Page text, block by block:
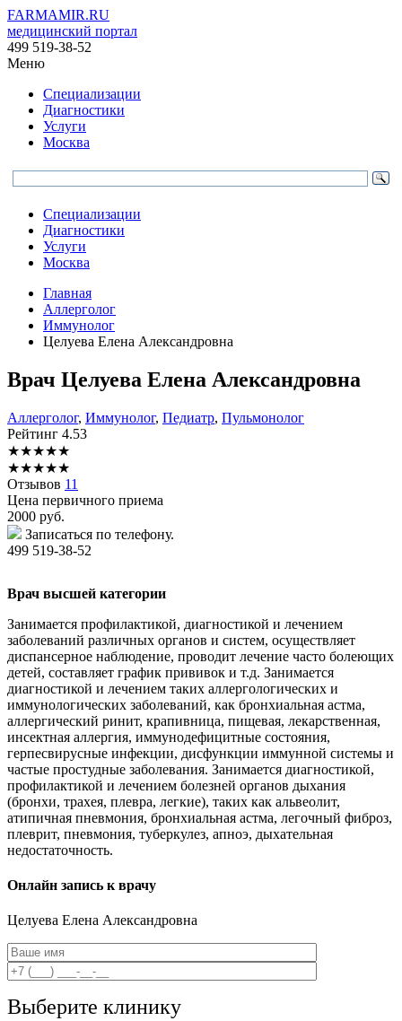
FARMAMIR.RU
медицинский портал
499 519-38-52
Меню
Специализации
Диагностики
Услуги
Москва
Специализации
Диагностики
Услуги
Москва
Главная
Аллерголог
Иммунолог
Целуева Елена Александровна
Врач Целуева Елена Александровна
Аллерголог, Иммунолог, Педиатр, Пульмонолог
Рейтинг 4.53
★★★★★
★★★★★
Отзывов 11
Цена первичного приема
2000 руб.
Записаться по телефону.
499 519-38-52
Врач высшей категории
Занимается профилактикой, диагностикой и лечением
заболеваний различных органов и систем, осуществляет
диспансерное наблюдение, проводит лечение часто болеющих
детей, составляет график прививок и т.д. Занимается
диагностикой и лечением таких аллергологических и
иммунологических заболеваний, как бронхиальная астма,
аллергический ринит, крапивница, пищевая, лекарственная,
инсектная аллергия, иммунодефицитные состояния,
герпесвирусные инфекции, дисфункции иммунной системы и
частые простудные заболевания. Занимается диагностикой,
профилактикой и лечением болезней органов дыхания
(бронхи, трахея, плевра, легкие), таких как альвеолит,
атипичная пневмония, бронхиальная астма, легочный фиброз,
плеврит, пневмония, туберкулез, апноэ, дыхательная
недостаточность.
Онлайн запись к врачу
Целуева Елена Александровна
Выберите клинику